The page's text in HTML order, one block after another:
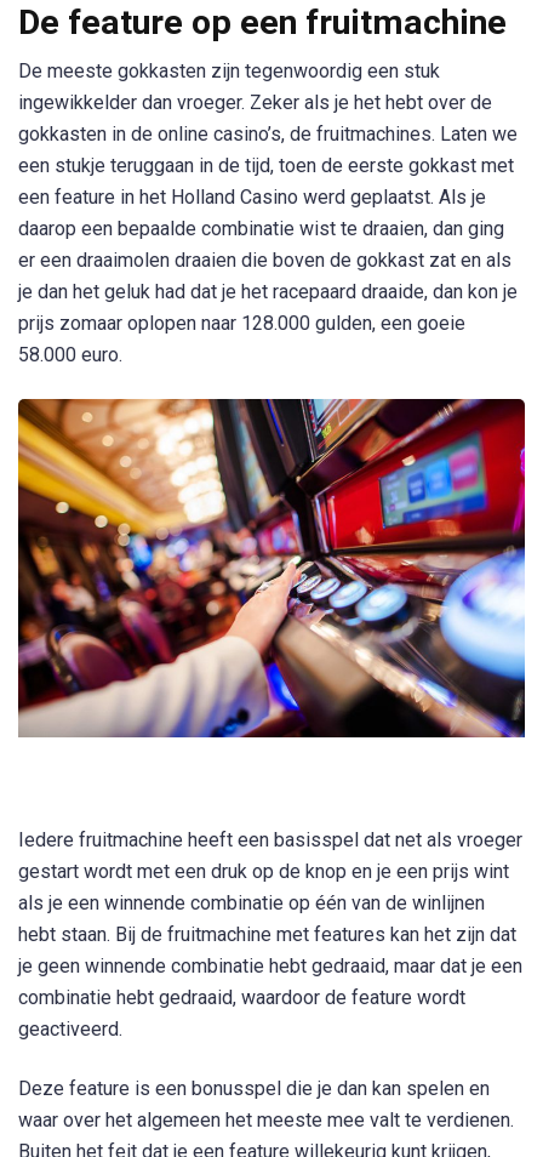
De feature op een fruitmachine
De meeste gokkasten zijn tegenwoordig een stuk
ingewikkelder dan vroeger. Zeker als je het hebt over de
gokkasten in de online casino’s, de fruitmachines. Laten we
een stukje teruggaan in de tijd, toen de eerste gokkast met
een feature in het Holland Casino werd geplaatst. Als je
daarop een bepaalde combinatie wist te draaien, dan ging
er een draaimolen draaien die boven de gokkast zat en als
je dan het geluk had dat je het racepaard draaide, dan kon je
prijs zomaar oplopen naar 128.000 gulden, een goeie
58.000 euro.
Iedere fruitmachine heeft een basisspel dat net als vroeger
gestart wordt met een druk op de knop en je een prijs wint
als je een winnende combinatie op één van de winlijnen
hebt staan. Bij de fruitmachine met features kan het zijn dat
je geen winnende combinatie hebt gedraaid, maar dat je een
combinatie hebt gedraaid, waardoor de feature wordt
geactiveerd.
Deze feature is een bonusspel die je dan kan spelen en
waar over het algemeen het meeste mee valt te verdienen.
Buiten het feit dat je een feature willekeurig kunt krijgen,